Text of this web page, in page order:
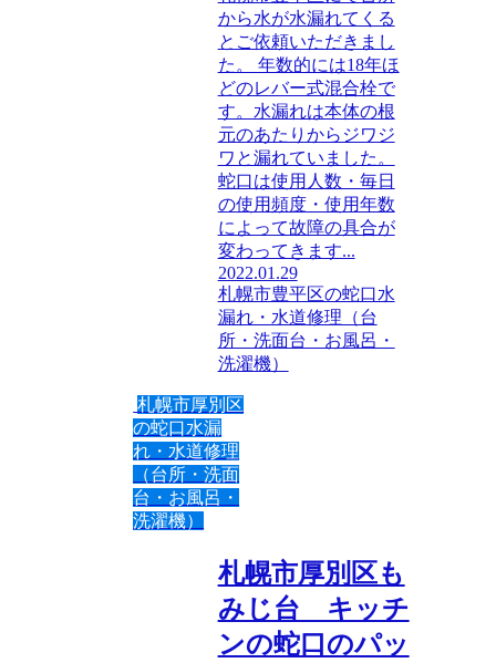
から水が水漏れてくる
とご依頼いただきまし
た。 年数的には18年ほ
どのレバー式混合栓で
す。水漏れは本体の根
元のあたりからジワジ
ワと漏れていました。
蛇口は使用人数・毎日
の使用頻度・使用年数
によって故障の具合が
変わってきます...
2022.01.29
札幌市豊平区の蛇口水
漏れ・水道修理（台
所・洗面台・お風呂・
洗濯機）
札幌市厚別区
の蛇口水漏
れ・水道修理
（台所・洗面
台・お風呂・
洗濯機）
札幌市厚別区も
みじ台 キッチ
ンの蛇口のパッ